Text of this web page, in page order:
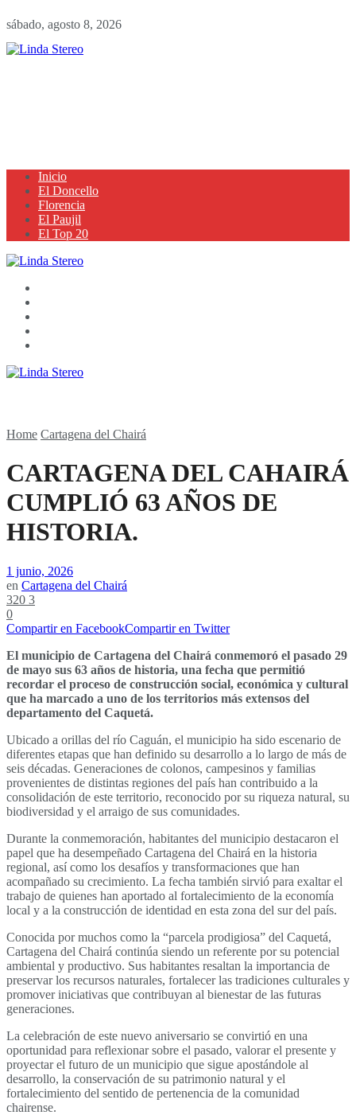
sábado, agosto 8, 2026
Inicio
El Doncello
Florencia
El Paujil
El Top 20
Home Cartagena del Chairá
CARTAGENA DEL CAHAIRÁ
CUMPLIÓ 63 AÑOS DE
HISTORIA.
1 junio, 2026
en Cartagena del Chairá
320 3
0
Compartir en FacebookCompartir en Twitter
El municipio de Cartagena del Chairá conmemoró el pasado 29
de mayo sus 63 años de historia, una fecha que permitió
recordar el proceso de construcción social, económica y cultural
que ha marcado a uno de los territorios más extensos del
departamento del Caquetá.
Ubicado a orillas del río Caguán, el municipio ha sido escenario de
diferentes etapas que han definido su desarrollo a lo largo de más de
seis décadas. Generaciones de colonos, campesinos y familias
provenientes de distintas regiones del país han contribuido a la
consolidación de este territorio, reconocido por su riqueza natural, su
biodiversidad y el arraigo de sus comunidades.
Durante la conmemoración, habitantes del municipio destacaron el
papel que ha desempeñado Cartagena del Chairá en la historia
regional, así como los desafíos y transformaciones que han
acompañado su crecimiento. La fecha también sirvió para exaltar el
trabajo de quienes han aportado al fortalecimiento de la economía
local y a la construcción de identidad en esta zona del sur del país.
Conocida por muchos como la “parcela prodigiosa” del Caquetá,
Cartagena del Chairá continúa siendo un referente por su potencial
ambiental y productivo. Sus habitantes resaltan la importancia de
preservar los recursos naturales, fortalecer las tradiciones culturales y
promover iniciativas que contribuyan al bienestar de las futuras
generaciones.
La celebración de este nuevo aniversario se convirtió en una
oportunidad para reflexionar sobre el pasado, valorar el presente y
proyectar el futuro de un municipio que sigue apostándole al
desarrollo, la conservación de su patrimonio natural y el
fortalecimiento del sentido de pertenencia de la comunidad
chairense.